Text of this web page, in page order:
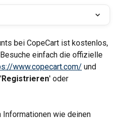
bei CopeCart ist kostenlos,
einfach die offizielle
www.copecart.com/ und
Registrieren' oder
Informationen wie deinen